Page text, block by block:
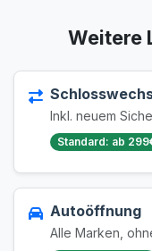
Weitere
Inkl. neuem
Standard: ab
Autoöffnung
Alle Marken,